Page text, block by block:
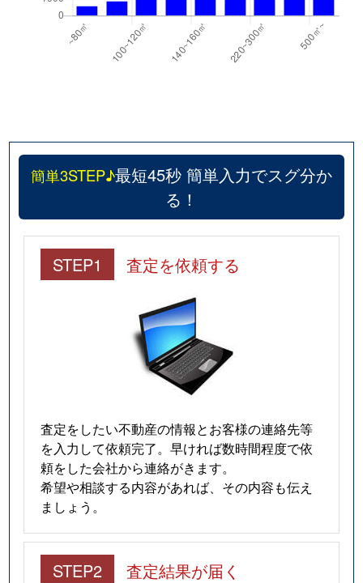
簡単3STEP♪最短45秒 簡単入力でスグ分か
る！
STEP1 査定を依頼する
査定をしたい不動産の情報とお客様の連絡先等
を入力して依頼完了。早ければ数時間程度で依
頼をした会社から連絡がきます。
希望や相談する内容があれば、その内容も伝え
ましょう。
STEP2 査定結果が届く